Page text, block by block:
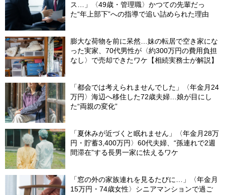
ス…」〈49歳・管理職〉かつての先輩だっ
た“年上部下”への指導で追い詰められた理由
膨大な荷物を前に呆然…妹の転居で空き家にな
った実家、70代男性が〈約300万円の費用負担
なし〉で売却できたワケ【相続実務士が解説】
「都会では考えられませんでした」〈年金月24
万円〉海辺へ移住した72歳夫婦…娘が目にし
た“両親の変化”
「夏休みが近づくと眠れません」〈年金月28万
円・貯蓄3,400万円〉60代夫婦、“孫連れで2週
間滞在”する長男一家に怯えるワケ
「窓の外の家族連れを見るたびに…」〈年金月
15万円・74歳女性〉シニアマンションで過ご